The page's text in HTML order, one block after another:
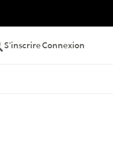
S'inscrireConnexion